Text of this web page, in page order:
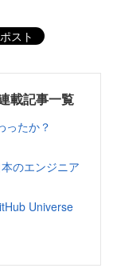
ポスト
載記事一覧
ったか？
のエンジニア
Universe